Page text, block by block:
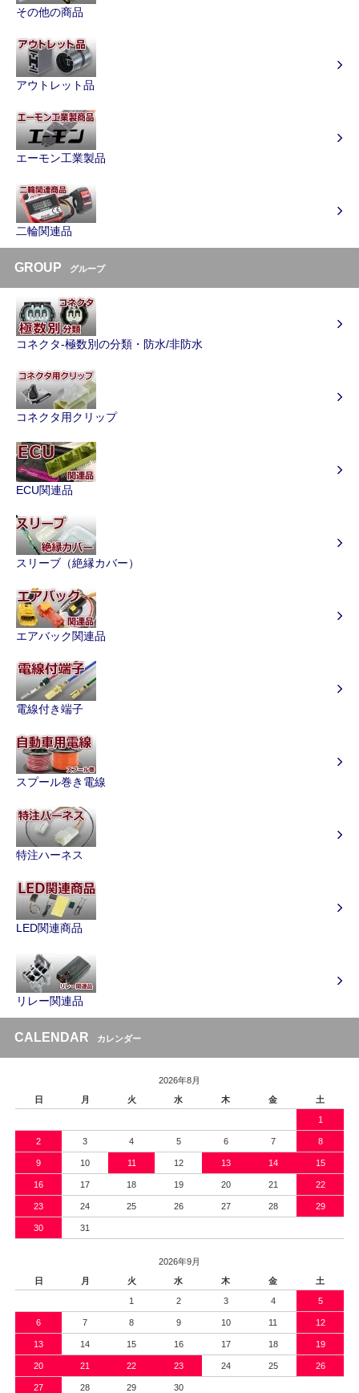
その他の商品
アウトレット品
エーモン工業製品
二輪関連品
GROUP グループ
コネクタ-極数別の分類・防水/非防水
コネクタ用クリップ
ECU関連品
スリーブ（絶縁カバー）
エアバック関連品
電線付き端子
スプール巻き電線
特注ハーネス
LED関連商品
リレー関連品
CALENDAR カレンダー
2026年8月
日
月 火 水 木 金 土
1
2 3 4 5 6 7 8
9 10 11 12 13 14 15
16 17 18 19 20 21 22
23 24 25 26 27 28 29
30 31
2026年9月
日
月 火 水 木 金 土
1 2 3 4 5
6 7 8 9 10 11 12
13 14 15 16 17 18 19
20 21 22 23 24 25 26
27 28 29 30